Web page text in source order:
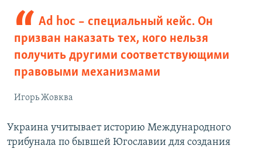
Ad hoc – специальный кейс. Он
призван наказать тех, кого нельзя
получить другими соответствующими
правовыми механизмами
Игорь Жовква
Украина учитывает историю Международного
трибунала по бывшей Югославии для создания